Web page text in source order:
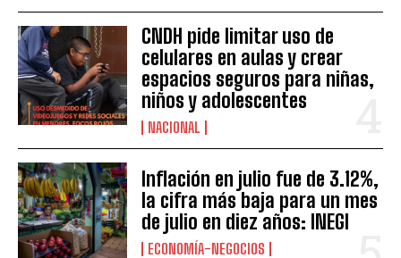
CNDH pide limitar uso de
celulares en aulas y crear
espacios seguros para niñas,
niños y adolescentes
NACIONAL
Inflación en julio fue de 3.12%,
la cifra más baja para un mes
de julio en diez años: INEGI
ECONOMÍA-NEGOCIOS